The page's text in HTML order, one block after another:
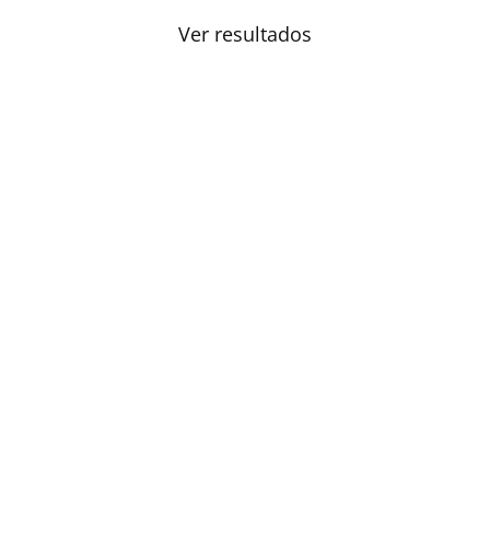
Ver resultados